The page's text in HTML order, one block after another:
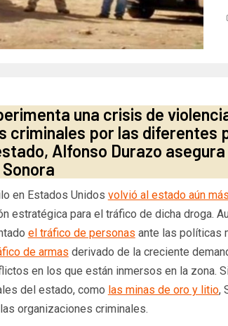
una crisis de
criminales por las diferentes
Alfonso Durazo asegura
en Estados Unidos volvió al estado aún
estratégica para el tráfico de dicha droga.
el tráfico de personas ante las políticas
de armas derivado de la creciente
en los que están inmersos en la zona.
del estado, como las minas de oro y litio,
organizaciones criminales.